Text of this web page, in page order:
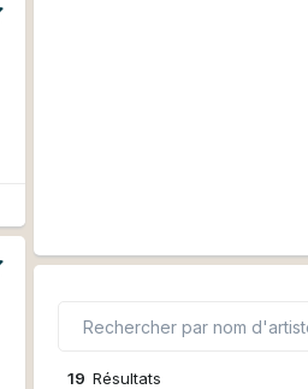
19 Résultats